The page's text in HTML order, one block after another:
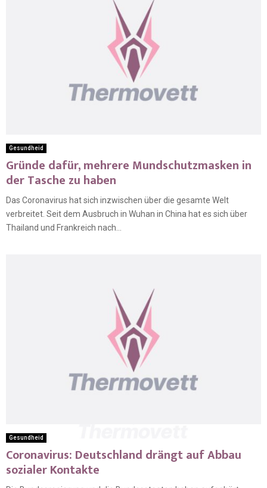
Gesundheid
Gründe dafür, mehrere Mundschutzmasken in
der Tasche zu haben
Das Coronavirus hat sich inzwischen über die gesamte Welt
verbreitet. Seit dem Ausbruch in Wuhan in China hat es sich über
Thailand und Frankreich nach...
Gesundheid
Coronavirus: Deutschland drängt auf Abbau
sozialer Kontakte